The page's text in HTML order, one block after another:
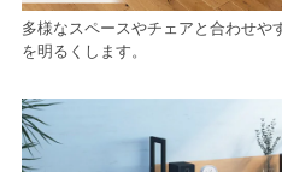
多様なスペースやチェアと合わせや
を明るくします。